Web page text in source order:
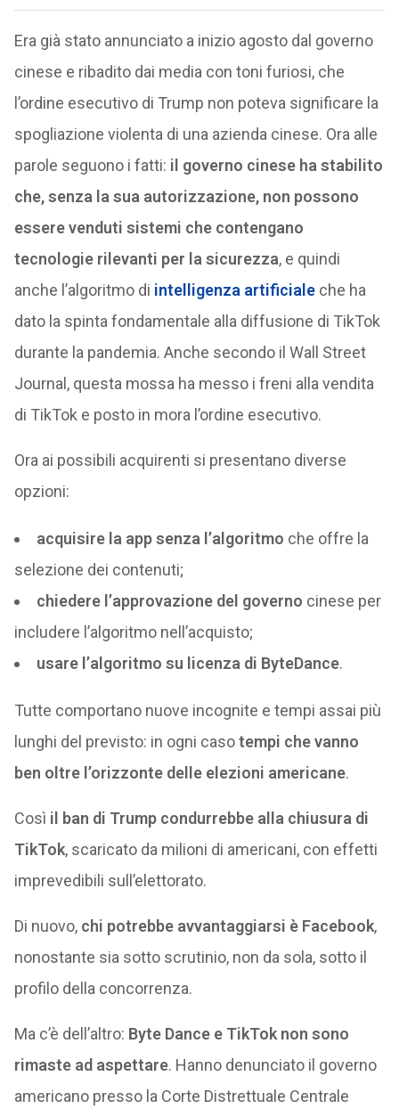
Era già stato annunciato a inizio agosto dal governo
cinese e ribadito dai media con toni furiosi, che
l’ordine esecutivo di Trump non poteva significare la
spogliazione violenta di una azienda cinese. Ora alle
parole seguono i fatti: il governo cinese ha stabilito
che, senza la sua autorizzazione, non possono
essere venduti sistemi che contengano
tecnologie rilevanti per la sicurezza, e quindi
anche l’algoritmo di intelligenza artificialeche ha
dato la spinta fondamentale alla diffusione di TikTok
durante la pandemia. Anche secondo il Wall Street
Journal, questa mossa ha messo i freni alla vendita
di TikTok e posto in mora l’ordine esecutivo.
Ora ai possibili acquirenti si presentano diverse
opzioni:
acquisire la app senza l’algoritmo che offre la
selezione dei contenuti;
chiedere l’approvazione del governo cinese per
includere l’algoritmo nell’acquisto;
usare l’algoritmo su licenza di ByteDance.
Tutte comportano nuove incognite e tempi assai più
lunghi del previsto: in ogni casotempi che vanno
ben oltre l’orizzonte delle elezioni americane.
Così il ban di Trump condurrebbe alla chiusura di
TikTok, scaricato da milioni di americani, con effetti
imprevedibili sull’elettorato.
Di nuovo, chi potrebbe avvantaggiarsi è Facebook,
nonostante sia sotto scrutinio, non da sola, sotto il
profilo della concorrenza.
Ma c’è dell’altro: Byte Dance e TikTok non sono
rimaste ad aspettare. Hanno denunciato il governo
americano presso la Corte Distrettuale Centrale